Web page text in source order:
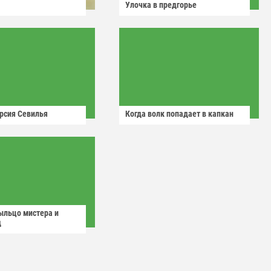
Улочка в предгорье
Севилья Когда волк попадает в капкан
мистера и